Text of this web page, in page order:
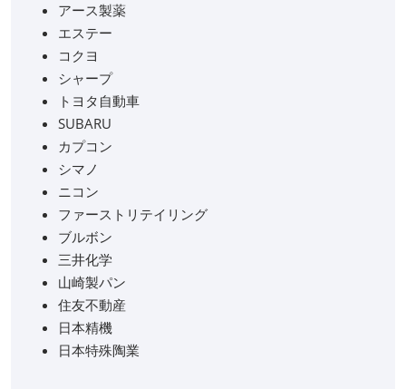
アース製薬
エステー
コクヨ
シャープ
トヨタ自動車
SUBARU
カプコン
シマノ
ニコン
ファーストリテイリング
ブルボン
三井化学
山崎製パン
住友不動産
日本精機
日本特殊陶業